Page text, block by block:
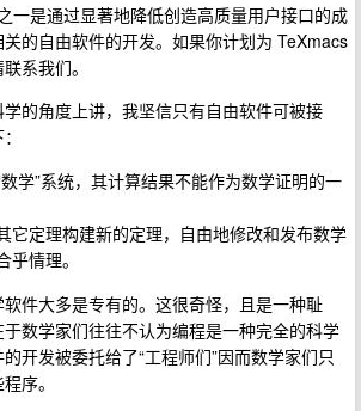
一是通过显著地降低创造高质量用户接口的成
的自由软件的开发。如果你计划为 TeXmacs
系我们。
的角度上讲，我坚信只有自由软件可被接
学”系统，其计算结果不能作为数学证明的一
它定理构建新的定理，自由地修改和发布数学
情理。
件大多是专有的。这很奇怪，且是一种耻
数学家们往往不认为编程是一种完全的科学
开发被委托给了“工程师们”因而数学家们只
序。